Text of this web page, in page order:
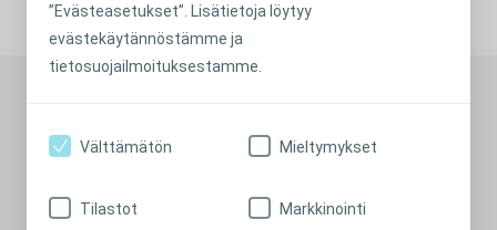
”Evästeasetukset”. Lisätietoja löytyy
evästekäytännöstämme ja
tietosuojailmoituksestamme.
Välttämätön Mieltymykset
Tilastot Markkinointi